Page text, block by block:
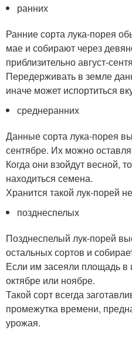
ранних
Ранние сорта лука-порея
мае и собирают через
приблизительно август-
Передерживать в земле
иначе может испортиться
среднеранних
Данные сорта лука-порея
сентябре. Их можно
Когда они взойдут весной,
находиться семена.
Хранится такой лук-порей
позднеспелых
Позднеспелый лук-порей
остальных сортов и
Если им засеяли площадь в
октябре или ноябре.
Такой сорт всегда
промежутка времени,
урожая.